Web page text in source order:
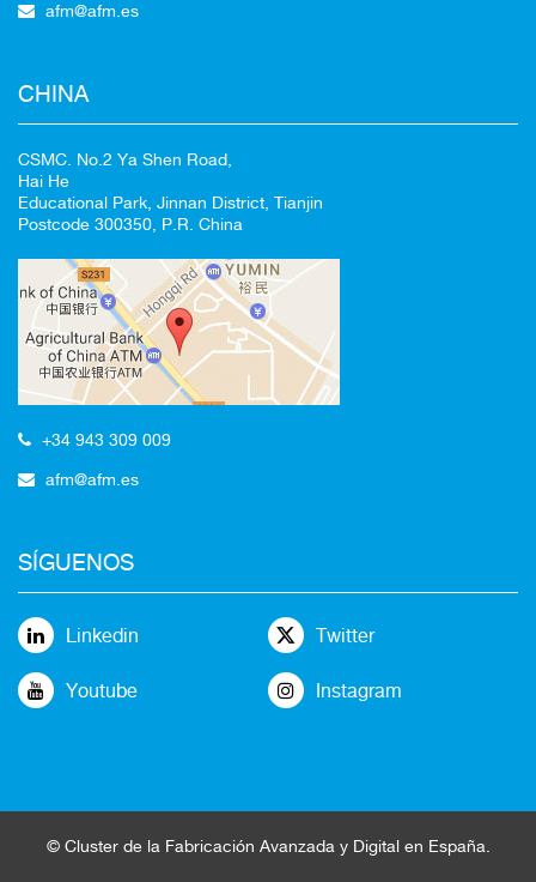
afm@afm.es
CHINA
CSMC. No.2 Ya Shen Road,
Hai He
Educational Park, Jinnan District, Tianjin
Postcode 300350, P.R. China
+34 943 309 009
afm@afm.es
SÍGUENOS
Linkedin Twitter
Youtube Instagram
© Clusterde la Fabricación Avanzada y Digital en España